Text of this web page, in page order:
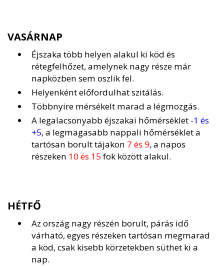
VASÁRNAP
Éjszaka több helyen alakul ki köd és
rétegfelhőzet, amelynek nagy része már
napközben sem oszlik fel.
Helyenként előfordulhat szitálás.
Többnyire mérsékelt marad a légmozgás.
A legalacsonyabb éjszakai hőmérséklet -1 és
+5, a legmagasabb nappali hőmérséklet a
tartósan borult tájakon 7 és 9, a napos
részeken 10 és 15 fok között alakul.
HÉTFŐ
Az ország nagy részén borult, párás idő
várható, egyes részeken tartósan megmarad
a köd, csak kisebb körzetekben süthet ki a
nap.